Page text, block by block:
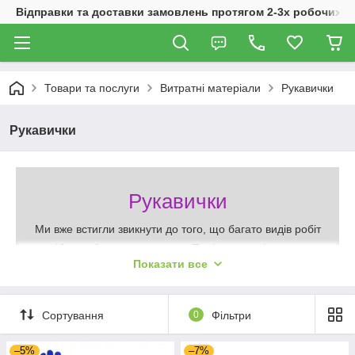
Відправки та доставки замовлень протягом 2-3х робочих
Товари та послуги Витратні матеріали Рукавички
Рукавички
Рукавички
Ми вже встигли звикнути до того, що багато видів робіт
потрібно робити в рукавичках. Поліетиленові рукавички,
які висять в будь-якому супермаркеті, вже давно
зручно в них готувати. У сфері торгівлі і обслуговування
їх носіння є обов'язковим при контакті з продуктами
харчування. Навіть некультурно торкатися своєю рукою
Показати все
Сортування 0 Фільтри
–5% –7%